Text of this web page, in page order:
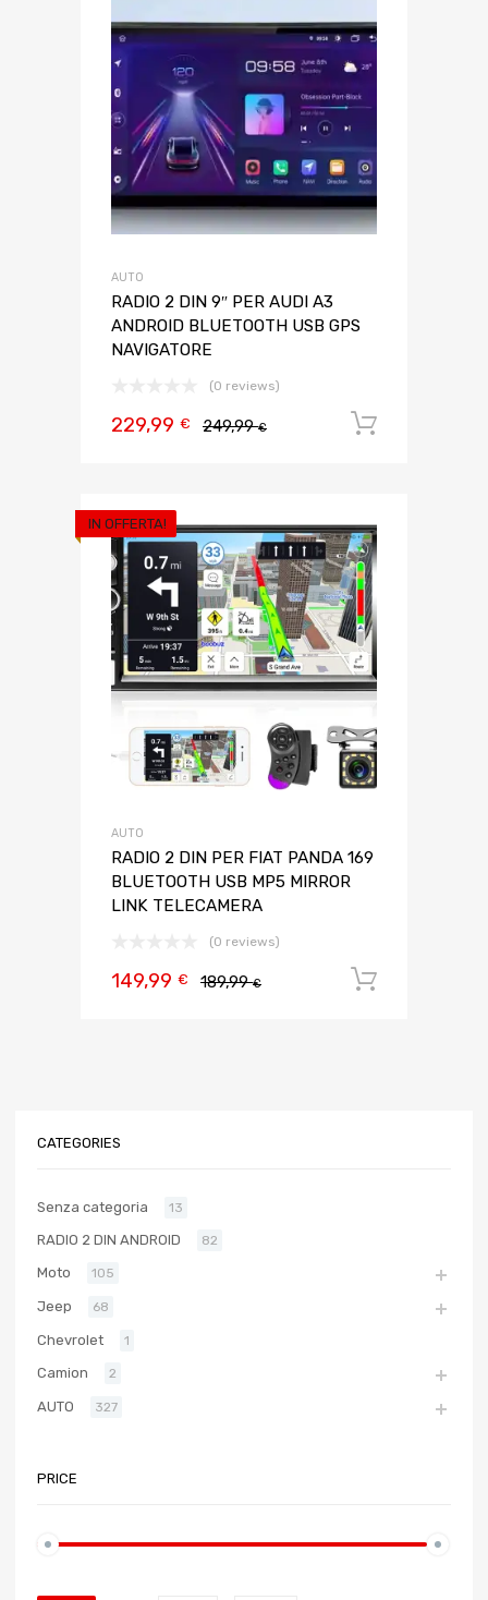
AUTO
RADIO 2 DIN 9″ PER AUDI A3
ANDROID BLUETOOTH USB GPS
NAVIGATORE
(0 reviews)
249,99€
229,99 €
IN OFFERTA!
AUTO
RADIO 2 DIN PER FIAT PANDA 169
BLUETOOTH USB MP5 MIRROR
LINK TELECAMERA
(0 reviews)
189,99€
149,99 €
CATEGORIES
Senza categoria 13
RADIO 2 DIN ANDROID 82
Moto 105
Jeep 68
Chevrolet 1
Camion 2
AUTO 327
PRICE